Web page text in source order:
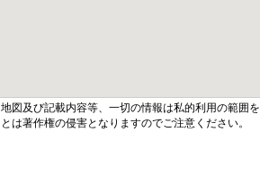
図及び記載内容等、一切の情報は私的利用の範囲を
は著作権の侵害となりますのでご注意ください。